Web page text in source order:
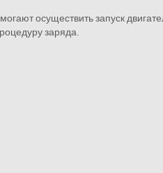
осуществить запуск
заряда.